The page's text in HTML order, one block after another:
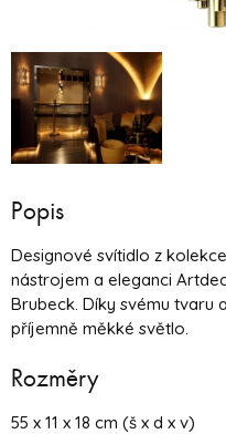
Popis
Designové svítidlo z
nástrojem a eleganci
Brubeck. Díky svému tvaru
příjemně měkké světlo.
Rozměry
55 x 11 x 18 cm (š x d x v)